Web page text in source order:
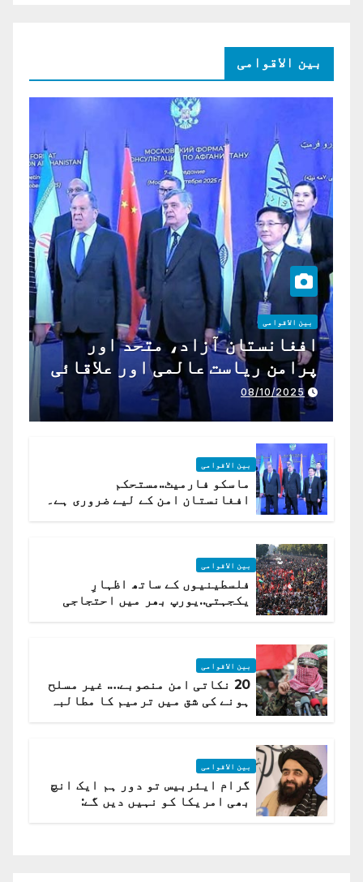
بین الاقوامی
بین الاقوامی
افغانستان آزاد، متحد اور
پرامن ریاست عالمی اور علاقائی
تعاون کے لیے ناگزیر ہے
08/10/2025
بین الاقوامی
ماسکو فارمیٹ..مستحکم
افغانستان امن کے لیے ضروری ہے۔
بین الاقوامی
فلسطینیوں کے ساتھ اظہارِ
یکجہتی..یورپ بھر میں احتجاجی
بین الاقوامی
20 نکاتی امن منصوبے…. غیر مسلح
ہونے کی شق میں ترمیم کا مطالبہ
بین الاقوامی
گرام ایئربیس تو دور ہم ایک انچ
بھی امریکا کو نہیں دیں گے: